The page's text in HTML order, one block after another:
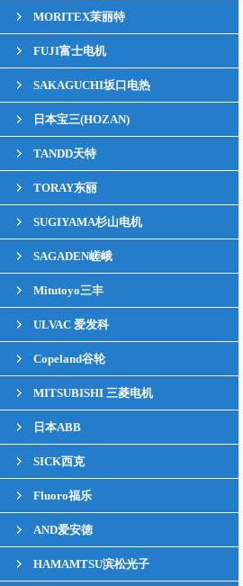
MORITEX茉丽特
FUJI富士电机
SAKAGUCHI坂口电热
日本宝三(HOZAN)
TANDD天特
TORAY东丽
SUGIYAMA杉山电机
SAGADEN嵯峨
Mitutoyo三丰
ULVAC 爱发科
Copeland谷轮
MITSUBISHI 三菱电机
日本ABB
SICK西克
Fluoro福乐
AND爱安徳
HAMAMTSU滨松光子